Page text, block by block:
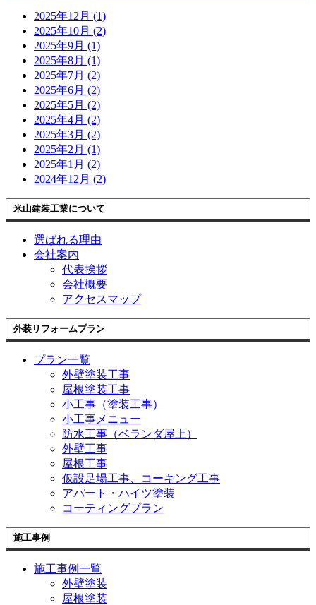
2025年12月 (1)
2025年10月 (2)
2025年9月 (1)
2025年8月 (1)
2025年7月 (2)
2025年6月 (2)
2025年5月 (2)
2025年4月 (2)
2025年3月 (2)
2025年2月 (1)
2025年1月 (2)
2024年12月 (2)
米山建装工業について
選ばれる理由
会社案内
代表挨拶
会社概要
アクセスマップ
外装リフォームプラン
プラン一覧
外壁塗装工事
屋根塗装工事
小工事（塗装工事）
小工事メニュー
防水工事（ベランダ屋上）
外壁工事
屋根工事
仮設足場工事、コーキング工事
アパート・ハイツ塗装
コーティングプラン
施工事例
施工事例一覧
外壁塗装
屋根塗装